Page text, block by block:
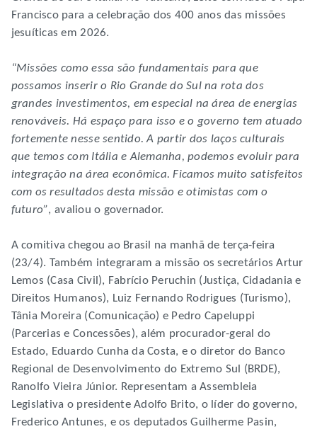
Francisco para a celebração dos 400 anos das missões
jesuíticas em 2026.
“Missões como essa são fundamentais para que
possamos inserir o Rio Grande do Sul na rota dos
grandes investimentos, em especial na área de energias
renováveis. Há espaço para isso e o governo tem atuado
fortemente nesse sentido. A partir dos laços culturais
que temos com Itália e Alemanha, podemos evoluir para
integração na área econômica. Ficamos muito satisfeitos
com os resultados desta missão e otimistas com o
futuro”, avaliou o governador.
A comitiva chegou ao Brasil na manhã de terça-feira
(23/4). Também integraram a missão os secretários Artur
Lemos (Casa Civil), Fabrício Peruchin (Justiça, Cidadania e
Direitos Humanos), Luiz Fernando Rodrigues (Turismo),
Tânia Moreira (Comunicação) e Pedro Capeluppi
(Parcerias e Concessões), além procurador-geral do
Estado, Eduardo Cunha da Costa, e o diretor do Banco
Regional de Desenvolvimento do Extremo Sul (BRDE),
Ranolfo Vieira Júnior. Representam a Assembleia
Legislativa o presidente Adolfo Brito, o líder do governo,
Frederico Antunes, e os deputados Guilherme Pasin,